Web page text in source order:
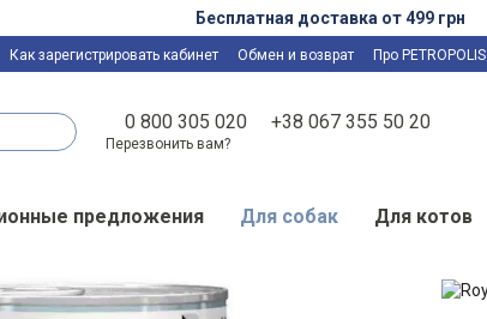
Бесплатная доставка от 499 грн
Как зарегистрировать кабинет Обмен и возврат Про PETROPOLIS
0 800 305 020 +38 067 355 50 20
Перезвонить вам?
предложения Для собак Для котов